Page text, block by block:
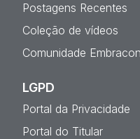
Postagens Recentes
Coleção de vídeos
Comunidade Embracon
LGPD
Portal da Privacidade
Portal do Titular